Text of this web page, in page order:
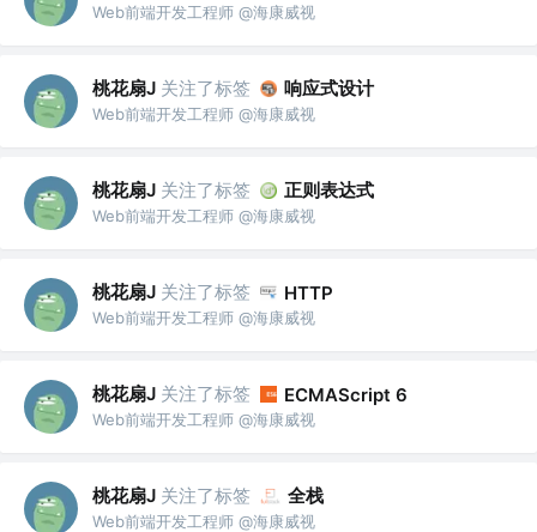
Web前端开发工程师 @海康威视
桃花扇J 关注了标签 响应式设计
Web前端开发工程师 @海康威视
桃花扇J 关注了标签 正则表达式
Web前端开发工程师 @海康威视
桃花扇J 关注了标签 HTTP
Web前端开发工程师 @海康威视
桃花扇J 关注了标签 ECMAScript 6
Web前端开发工程师 @海康威视
桃花扇J 关注了标签 全栈
Web前端开发工程师 @海康威视